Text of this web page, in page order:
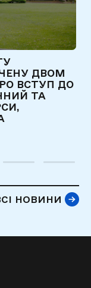
ДВОМ
ВСТУП ДО
ТА
НОВИНИ